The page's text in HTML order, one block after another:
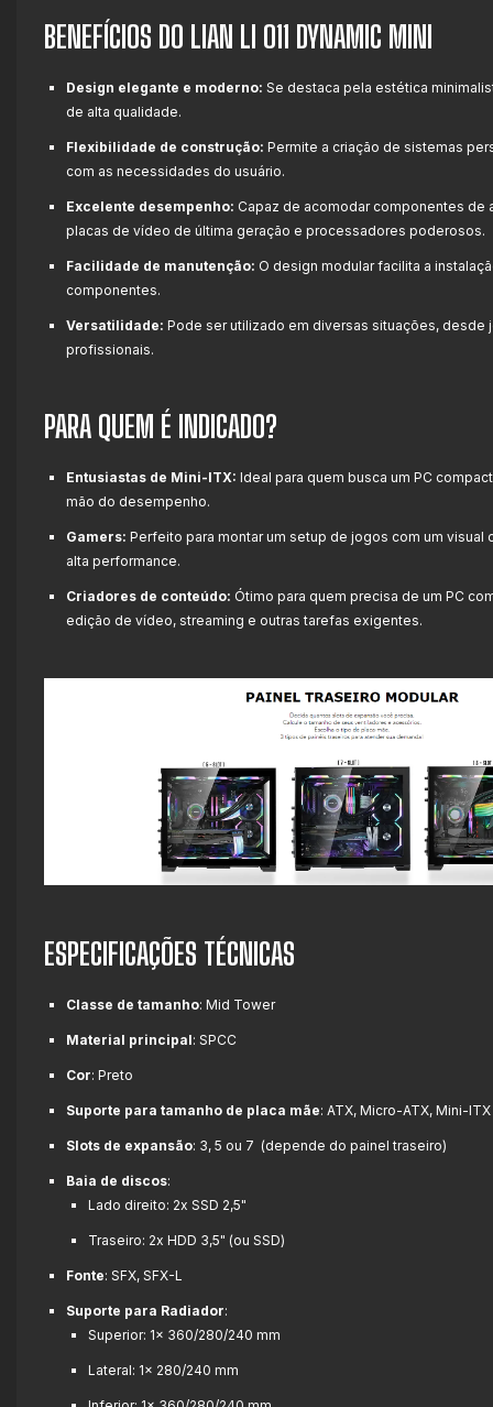
BENEFÍCIOS DO LIAN LI O11 DYNAMIC MINI
Design elegante e moderno: Se destaca pela estética
de alta qualidade.
Flexibilidade de construção: Permite a criação de sistemas
com as necessidades do usuário.
Excelente desempenho: Capaz de acomodar componentes de
placas de vídeo de última geração e processadores poderosos.
Facilidade de manutenção: O design modular facilita a
componentes.
Versatilidade: Pode ser utilizado em diversas situações, desde
profissionais.
PARA QUEM É INDICADO?
Entusiastas de Mini-ITX: Ideal para quem busca um PC
mão do desempenho.
Gamers: Perfeito para montar um setup de jogos com um visual
alta performance.
Criadores de conteúdo: Ótimo para quem precisa de um PC
edição de vídeo, streaming e outras tarefas exigentes.
ESPECIFICAÇÕES TÉCNICAS
Classe de tamanho: Mid Tower
Material principal: SPCC
Cor: Preto
Suporte para tamanho de placa mãe: ATX, Micro-ATX, Mini-ITX
Slots de expansão: 3, 5 ou 7 (depende do painel traseiro)
Baia de discos:
Lado direito: 2x SSD 2,5"
Traseiro: 2x HDD 3,5" (ou SSD)
Fonte: SFX, SFX-L
Suporte para Radiador:
Superior: 1x 360/280/240 mm
Lateral: 1x 280/240 mm